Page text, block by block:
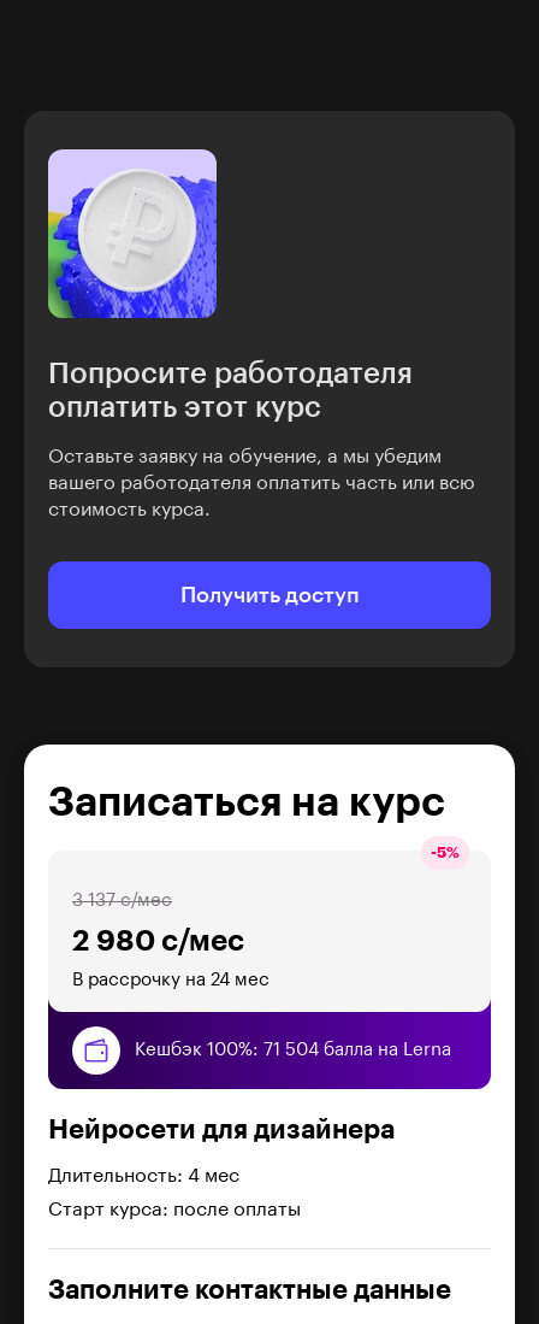
Попросите работодателя
оплатить этот курс
Оставьте заявку на обучение, а мы убедим
вашего работодателя оплатить часть или всю
стоимость курса.
Получить доступ
Записаться на курс
-5%
2 980 с/мес
3 137 с/мес
В рассрочку на 24 мес
Кешбэк 100%: 71 504 балла на Lerna
Нейросети для дизайнера
Длительность: 4 мес
Старт курса: после оплаты
Заполните контактные данные